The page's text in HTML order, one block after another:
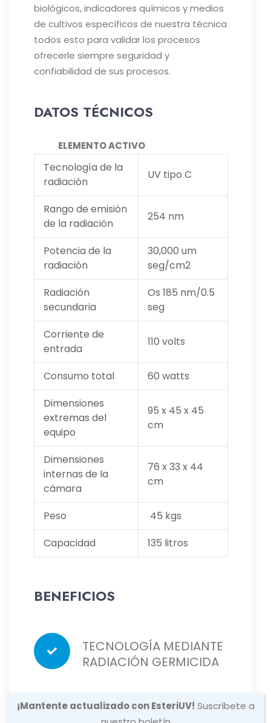
biológicos, indicadores químicos y medios
de cultivos específicos de nuestra técnica
todos esto para validar los procesos
ofrecerle siempre seguridad y
confiabilidad de sus procesos.
DATOS TÉCNICOS
ELEMENTO ACTIVO
Tecnología de la
radiación
UV tipo C
Rango de emisión
de la radiación
254 nm
Potencia de la
radiación
30,000 um
seg/cm2
Radiación
secundaria
Os 185 nm/0.5
seg
Corriente de
entrada
110 volts
Consumo total
60 watts
Dimensiones
extremas del
equipo
95 x 45 x 45
cm
Dimensiones
internas de la
cámara
76 x 33 x 44
cm
Peso
45 kgs
Capacidad
135 litros
BENEFICIOS
TECNOLOGÍA MEDIANTE
RADIACIÓN GERMICIDA
ELIMINA EL 99.99% DE
¡Mantente actualizado con EsteriUV! Suscríbete a